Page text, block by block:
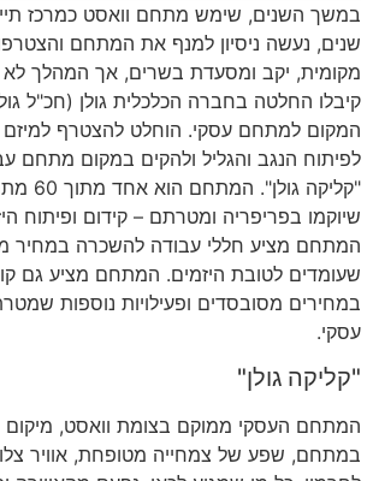
במשך השנים, שימש מתחם וואסט כמרכז
שנים, נעשה ניסיון למנף את המתחם והצטרפו
מקומית, יקב ומסעדת בשרים, אך המהלך לא
קיבלו החלטה בחברה הכלכלית גולן (חכ"ל
המקום למתחם עסקי. הוחלט להצטרף
לפיתוח הנגב והגליל ולהקים במקום מתחם
"קליקה
שיוקמו בפריפריה ומטרתם – קידום ופיתוח
המתחם מציע חללי עבודה להשכרה במחיר
שעומדים לטובת היזמים. המתחם מציע גם
במחירים מסובסדים ופעילויות נוספות
עסקי.
"קליקה גולן"
המתחם העסקי ממוקם בצומת וואסט, מיקום
במתחם, שפע של צמחייה מטופחת, אוויר